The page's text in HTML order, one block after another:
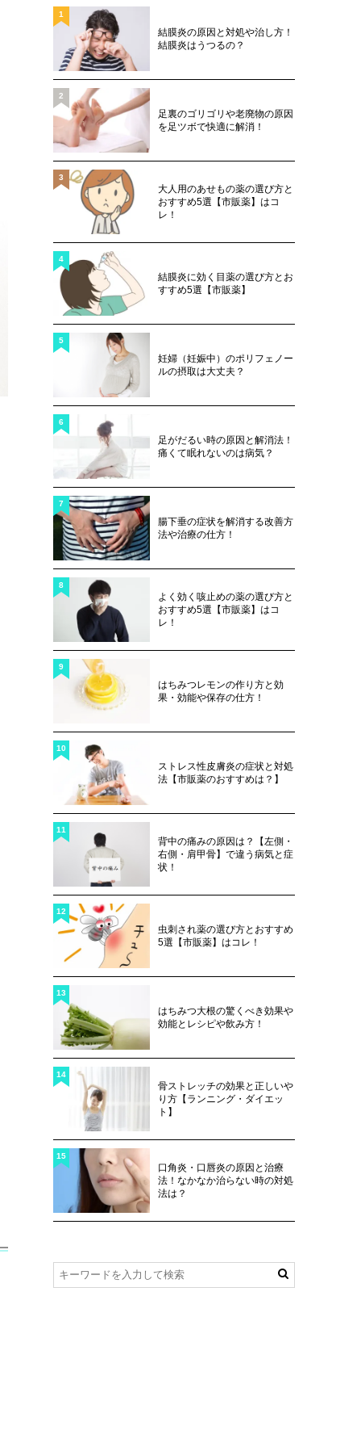
結膜炎の原因と対処や治し方！
結膜炎はうつるの？
1
足裏のゴリゴリや老廃物の原因
を足ツボで快適に解消！
2
大人用のあせもの薬の選び方と
おすすめ5選【市販薬】はコ
レ！
3
結膜炎に効く目薬の選び方とお
すすめ5選【市販薬】
4
妊婦（妊娠中）のポリフェノー
ルの摂取は大丈夫？
5
足がだるい時の原因と解消法！
痛くて眠れないのは病気？
6
腸下垂の症状を解消する改善方
法や治療の仕方！
7
よく効く咳止めの薬の選び方と
おすすめ5選【市販薬】はコ
レ！
8
はちみつレモンの作り方と効
果・効能や保存の仕方！
9
ストレス性皮膚炎の症状と対処
法【市販薬のおすすめは？】
10
背中の痛みの原因は？【左側・
右側・肩甲骨】で違う病気と症
状！
11
虫刺され薬の選び方とおすすめ
5選【市販薬】はコレ！
12
はちみつ大根の驚くべき効果や
効能とレシピや飲み方！
13
骨ストレッチの効果と正しいや
り方【ランニング・ダイエッ
ト】
14
口角炎・口唇炎の原因と治療
法！なかなか治らない時の対処
法は？
15